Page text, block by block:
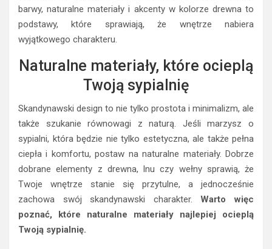
barwy, naturalne materiały i akcenty w kolorze drewna to
podstawy, które sprawiają, że wnętrze nabiera
wyjątkowego charakteru.
Naturalne materiały, które ocieplą
Twoją sypialnię
Skandynawski design to nie tylko prostota i minimalizm, ale
także szukanie równowagi z naturą. Jeśli marzysz o
sypialni, która będzie nie tylko estetyczna, ale także pełna
ciepła i komfortu, postaw na naturalne materiały. Dobrze
dobrane elementy z drewna, lnu czy wełny sprawią, że
Twoje wnętrze stanie się przytulne, a jednocześnie
zachowa swój skandynawski charakter.Warto więc
poznać, które naturalne materiały najlepiej ocieplą
Twoją sypialnię.